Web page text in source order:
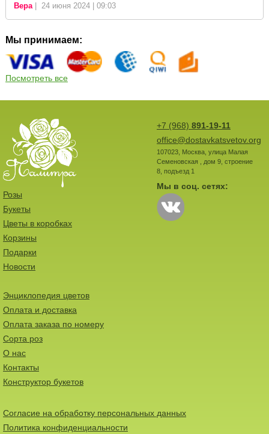
Вера| 24 июня 2024 | 09:03
Мы принимаем:
Посмотреть все
+7 (968) 891-19-11
office@dostavkatsvetov.org
107023, Москва, улица Малая
Семеновская , дом 9, строение
8, подъезд 1
Мы в соц. сетях:
Розы
Букеты
Цветы в коробках
Корзины
Подарки
Новости
Энциклопедия цветов
Оплата и доставка
Оплата заказа по номеру
Сорта роз
О нас
Контакты
Конструктор букетов
Согласие на обработку персональных данных
Политика конфиденциальности